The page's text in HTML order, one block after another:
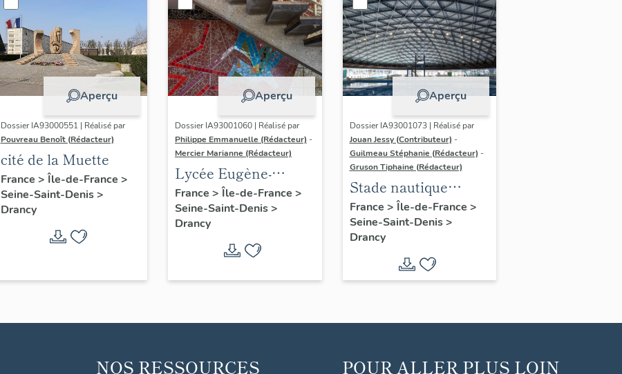
Aperçu
Dossier IA93000551 | Réalisé par
Pouvreau Benoît (Rédacteur)
cité de la Muette
France > Île-de-France >
Seine-Saint-Denis>
Drancy
Aperçu
Dossier IA93001060 | Réalisé par
Philippe Emmanuelle (Rédacteur) -
Mercier Marianne (Rédacteur)
Lycée Eugène-
Delacroix
France > Île-de-France >
Seine-Saint-Denis>
Drancy
Aperçu
Dossier IA93001073 | Réalisé par
Jouan Jessy (Contributeur) -
Guilmeau Stéphanie (Rédacteur) -
Gruson Tiphaine (Rédacteur)
Stade nautique
municipal Auguste
Delaune
France > Île-de-France >
Seine-Saint-Denis>
Drancy
NOS RESSOURCES POUR ALLER PLUS LOIN